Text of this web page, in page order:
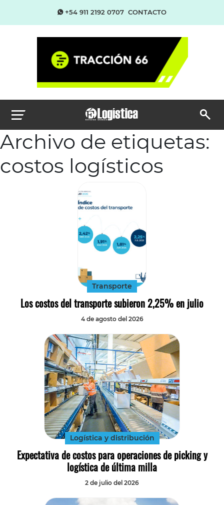
+54 911 2192 0707 CONTACTO
Archivo de etiquetas:
costos logísticos
Transporte
Los costos del transporte subieron 2,25% en julio
4 de agosto del 2026
Logística y distribución
Expectativa de costos para operaciones de picking y
logística de última milla
2 de julio del 2026